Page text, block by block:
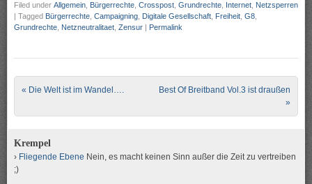
Filed under Allgemein Bürgerrechte Crosspost Grundrechte Internet Netzsperren
Tagged Bürgerrechte Campaigning Digitale Gesellschaft Freiheit G8
Grundrechte Netzneutralitaet Zensur Permalink
Post navigation
« Die Welt ist im Wandel….
Best Of Breitband Vol.3 ist draußen
»
Krempel
Fliegende Ebene Nein, es macht keinen Sinn außer die Zeit zu vertreiben
;)